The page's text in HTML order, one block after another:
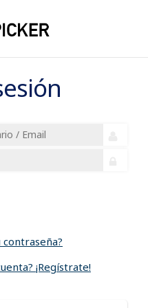
contraseña?
¡Regístrate!